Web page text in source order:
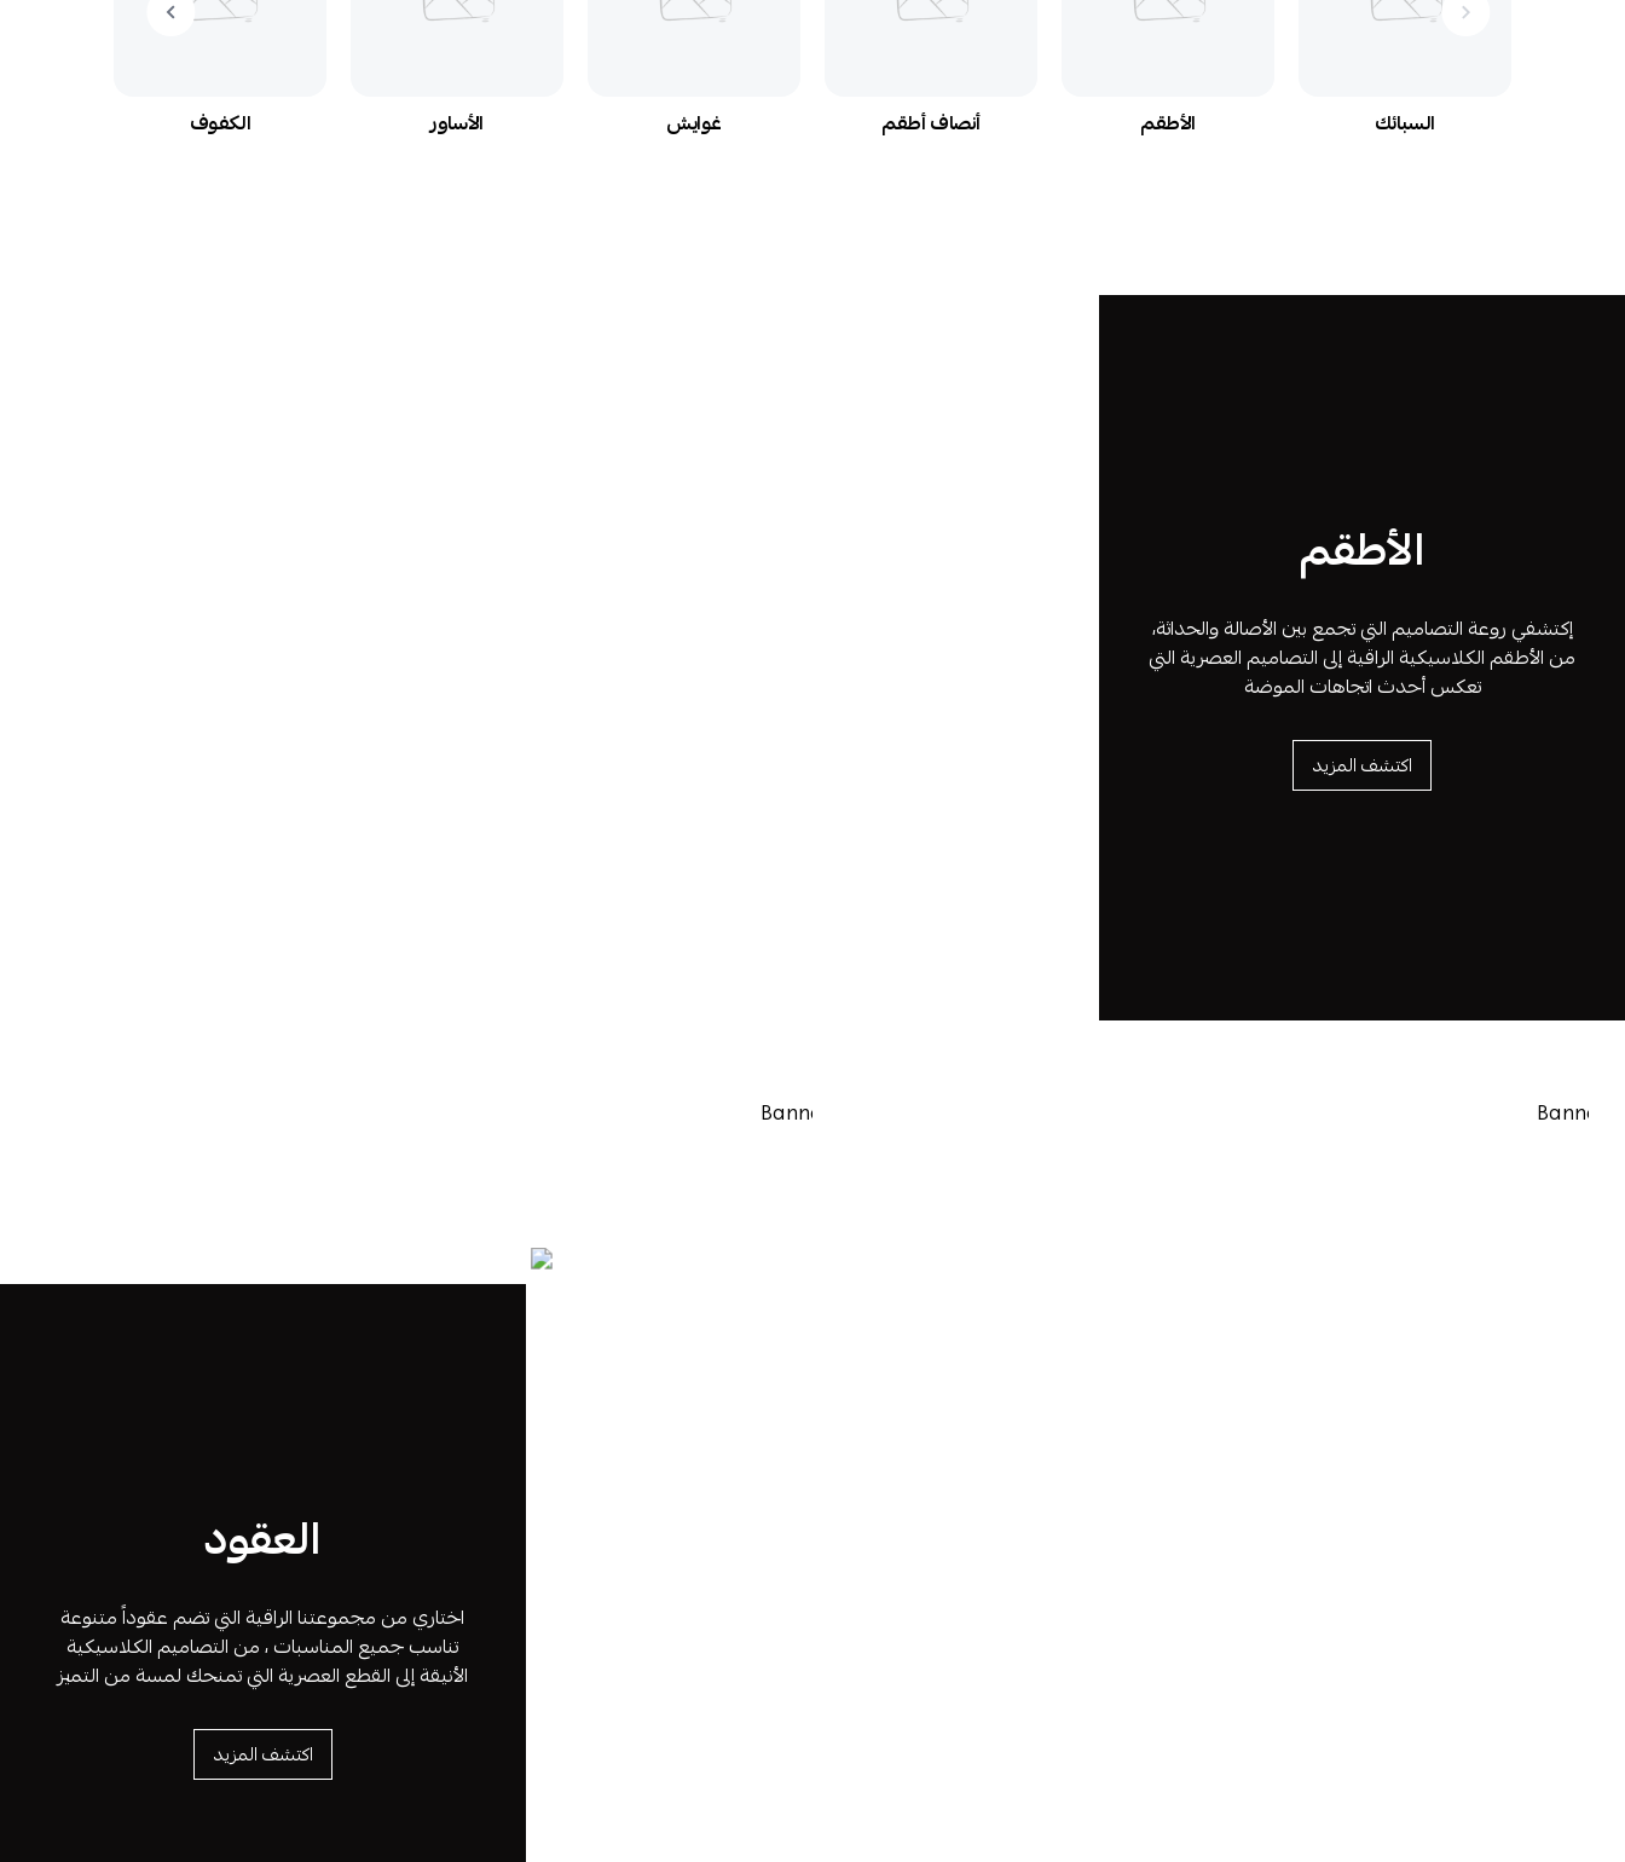
السبائك الأطقم أنصاف أطقم غوايش الأساور الكفوف
الأطقم
إكتشفي روعة التصاميم التي تجمع بين الأصالة والحداثة،
من الأطقم الكلاسيكية الراقية إلى التصاميم العصرية التي
تعكس أحدث اتجاهات الموضة
اكتشف المزيد
العقود
اختاري من مجموعتنا الراقية التي تضم عقوداً متنوعة
تناسب جميع المناسبات ، من التصاميم الكلاسيكية
الأنيقة إلى القطع العصرية التي تمنحك لمسة من التميز
اكتشف المزيد